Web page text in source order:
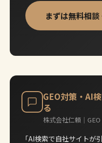
まずは無料相
GEO対策・AI
る
株式会社仁頼｜
「AI検索で自社サイトが